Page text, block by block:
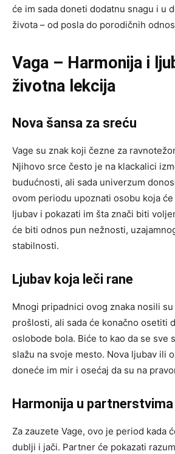
će im sada doneti dodatnu snagu i u
života – od posla do porodičnih
Vaga – Harmonija i
životna lekcija
Nova šansa za sreću
Vage su znak koji čezne za
Njihovo srce često je na klackalici
budućnosti, ali sada univerzum
ovom periodu upoznati osobu koja
ljubav i pokazati im šta znači biti
će biti odnos pun nežnosti,
stabilnosti.
Ljubav koja leči rane
Mnogi pripadnici ovog znaka nosili
prošlosti, ali sada će konačno osetiti
oslobode bola. Biće to kao da se sve
slažu na svoje mesto. Nova ljubav ili
doneće im mir i osećaj da su na
Harmonija u partnerstvima
Za zauzete Vage, ovo je period kada
dublji i jači. Partner će pokazati